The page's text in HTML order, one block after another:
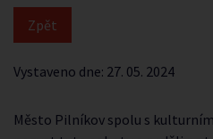
Vystaveno dne: 27. 05. 2024
Město Pilníkov spolu s